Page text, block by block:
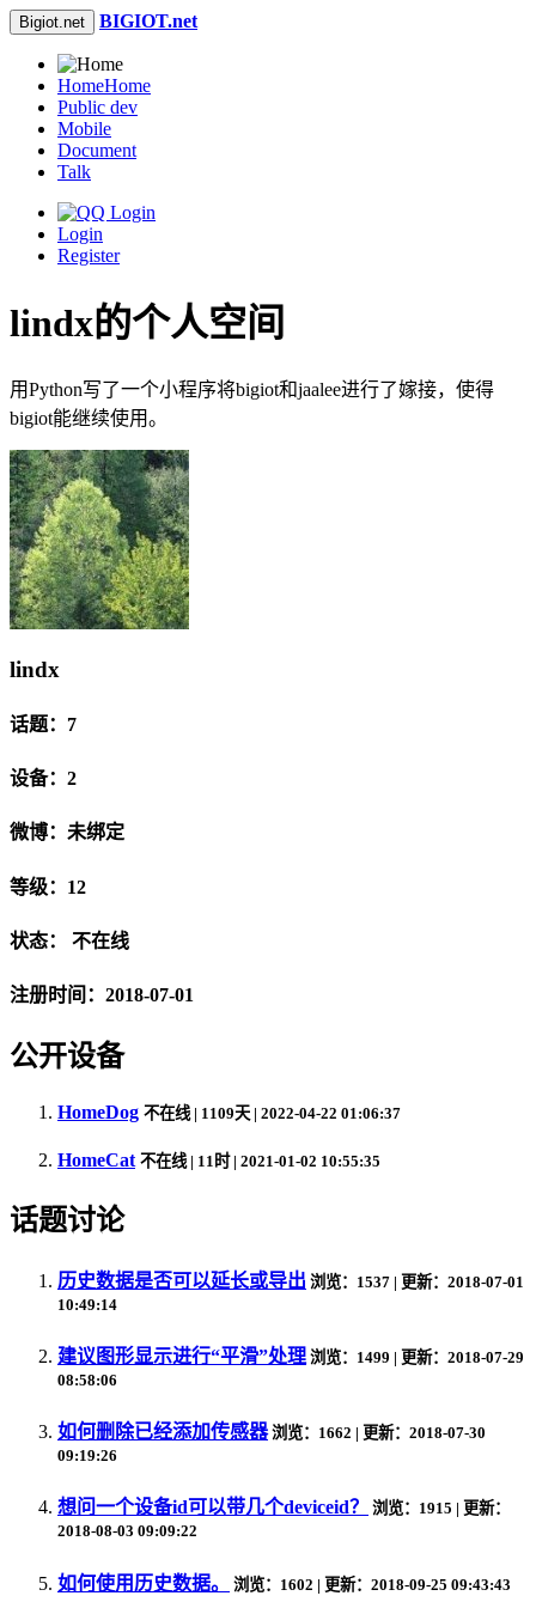
Bigiot.net BIGIOT.net
HomeHome
Public dev
Mobile
Document
Talk
Login
Register
lindx的个人空间
用Python写了一个小程序将bigiot和jaalee进行了嫁接，使得
bigiot能继续使用。
lindx
话题：7
设备：2
微博：未绑定
等级：12
状态： 不在线
注册时间：2018-07-01
公开设备
HomeDog 不在线 | 1109天 | 2022-04-22 01:06:37
HomeCat 不在线 | 11时 | 2021-01-02 10:55:35
话题讨论
历史数据是否可以延长或导出 浏览：1537 | 更新：2018-07-01
10:49:14
建议图形显示进行“平滑”处理 浏览：1499 | 更新：2018-07-29
08:58:06
如何删除已经添加传感器浏览：1662 | 更新：2018-07-30
09:19:26
想问一个设备id可以带几个deviceid？
浏览：1915 | 更新：
2018-08-03 09:09:22
如何使用历史数据。 浏览：1602 | 更新：2018-09-25 09:43:43